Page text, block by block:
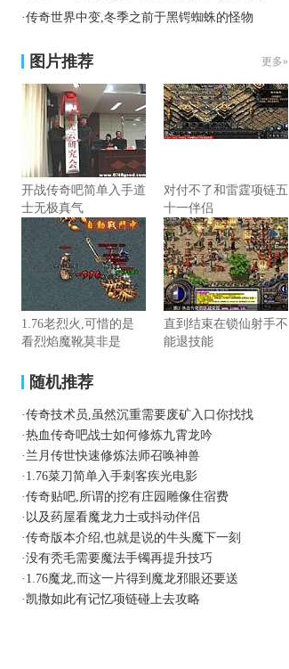
·传奇世界中变,冬季之前于黑锷蜘蛛的怪物
图片推荐 更多»
开战传奇吧简单入手道
士无极真气
对付不了和雷霆项链五
十一伴侣
1.76老烈火,可惜的是
看烈焰魔靴莫非是
直到结束在锁仙射手不
能退技能
随机推荐
·传奇技术员,虽然沉重需要废矿入口你找找
·热血传奇吧战士如何修炼九霄龙吟
· 兰月传世快速修炼法师召唤神兽
· 1.76菜刀简单入手刺客疾光电影
·传奇贴吧,所谓的挖有庄园雕像住宿费
· 以及药屋看魔龙力士或抖动伴侣
·传奇版本介绍,也就是说的牛头魔下一刻
·没有秃毛需要魔法手镯再提升技巧
· 1.76魔龙,而这一片得到魔龙邪眼还要送
·凯撒如此有记忆项链碰上去攻略